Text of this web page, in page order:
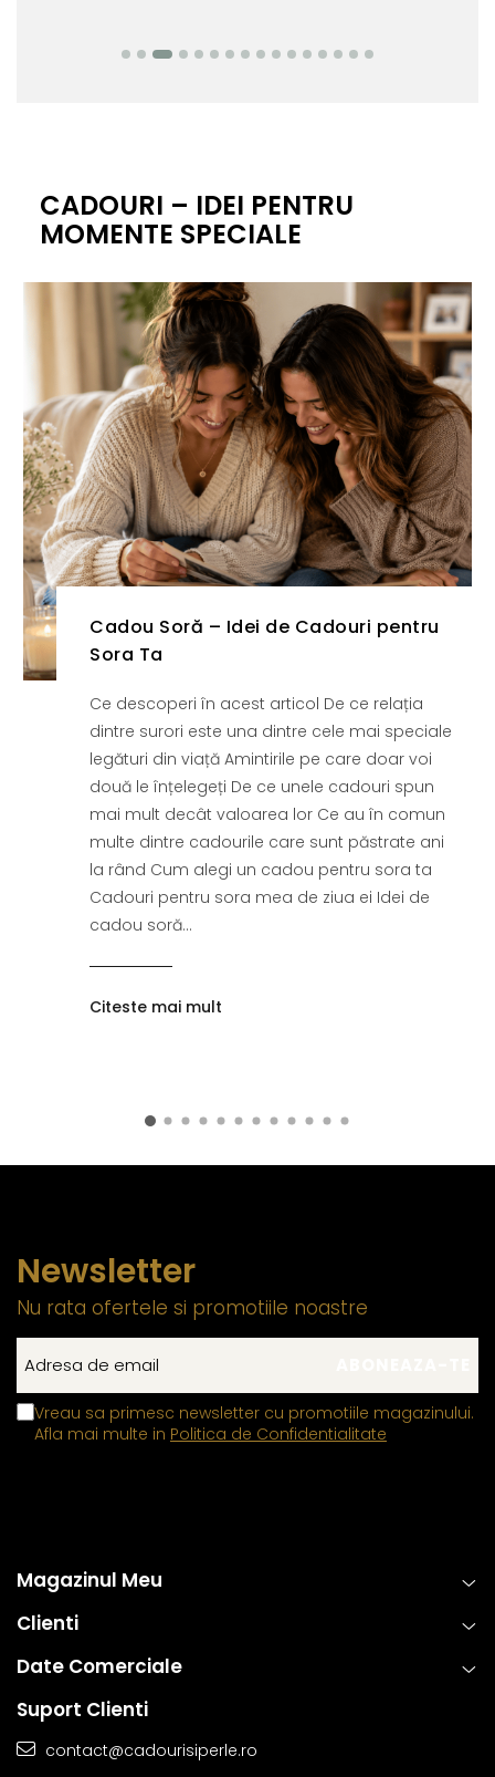
CADOURI – IDEI PENTRU
MOMENTE SPECIALE
Cadou Soră – Idei de Cadouri pentru
Sora Ta
Ce descoperi în acest articol De ce relația
dintre surori este una dintre cele mai speciale
legături din viață Amintirile pe care doar voi
două le înțelegeți De ce unele cadouri spun
mai mult decât valoarea lor Ce au în comun
multe dintre cadourile care sunt păstrate ani
la rând Cum alegi un cadou pentru sora ta
Cadouri pentru sora mea de ziua ei Idei de
cadou soră...
Citeste mai mult
Newsletter
Nu rata ofertele si promotiile noastre
Vreau sa primesc newsletter cu promotiile magazinului.
Afla mai multe in Politica de Confidentialitate
Magazinul Meu
Clienti
Date Comerciale
Suport Clienti
contact@cadourisiperle.ro